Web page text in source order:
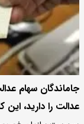
جاماندگان سهام
عدالت را دارید، این